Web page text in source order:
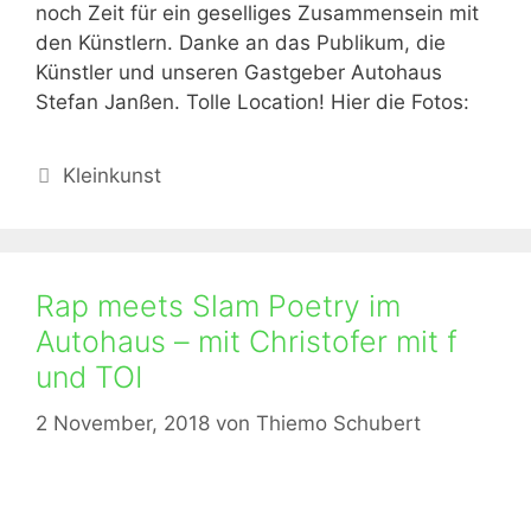
noch Zeit für ein geselliges Zusammensein mit
den Künstlern. Danke an das Publikum, die
Künstler und unseren Gastgeber Autohaus
Stefan Janßen. Tolle Location! Hier die Fotos:
Kategorien
Kleinkunst
Rap meets Slam Poetry im
Autohaus – mit Christofer mit f
und TOI
2 November, 2018 von Thiemo Schubert